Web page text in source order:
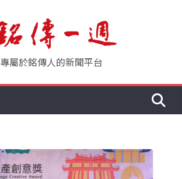
專屬於銘傳人的新聞平台